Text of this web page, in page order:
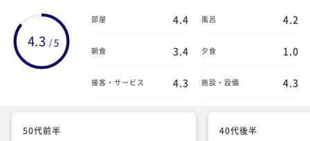
4.3 /5
部屋 4.4 風呂 4.2
朝食 3.4 夕食 1.0
接客・サービス 4.3 施設・設備 4.3
50代前半
40代後半